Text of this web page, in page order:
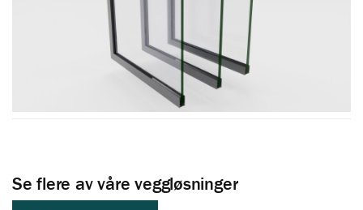
Se flere av våre veggløsninger